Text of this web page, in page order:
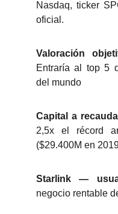
Nasdaq, ticker
oficial.
Valoración
Entraría al top 5
del mundo
Capital a
2,5x el récord
($29.400M en
Starlink —
negocio rentable